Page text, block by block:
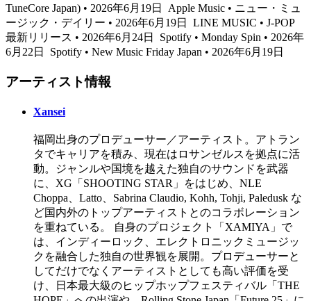
TuneCore Japan) • 2026年6月19日
Apple Music • ニュー・ミュ
ージック・デイリー • 2026年6月19日
LINE MUSIC • J-POP
最新リリース • 2026年6月24日
Spotify • Monday Spin • 2026年
6月22日
Spotify • New Music Friday Japan • 2026年6月19日
アーティスト情報
Xansei
福岡出身のプロデューサー／アーティスト。アトラン
タでキャリアを積み、現在はロサンゼルスを拠点に活
動。ジャンルや国境を越えた独自のサウンドを武器
に、XG「SHOOTING STAR」をはじめ、NLE
Choppa、Latto、Sabrina Claudio, Kohh, Tohji, Paledusk な
ど国内外のトップアーティストとのコラボレーション
を重ねている。 自身のプロジェクト「XAMIYA」で
は、インディーロック、エレクトロニックミュージッ
クを融合した独自の世界観を展開。プロデューサーと
してだけでなくアーティストとしても高い評価を受
け、日本最大級のヒップホップフェスティバル「THE